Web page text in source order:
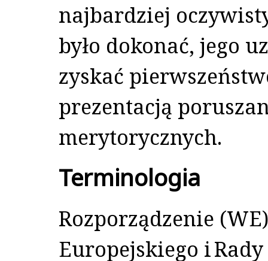
najbardziej
było dokonać, jego
zyskać
prezentacją
merytorycznych.
Terminologia
Rozporządzenie
Europejskiego i